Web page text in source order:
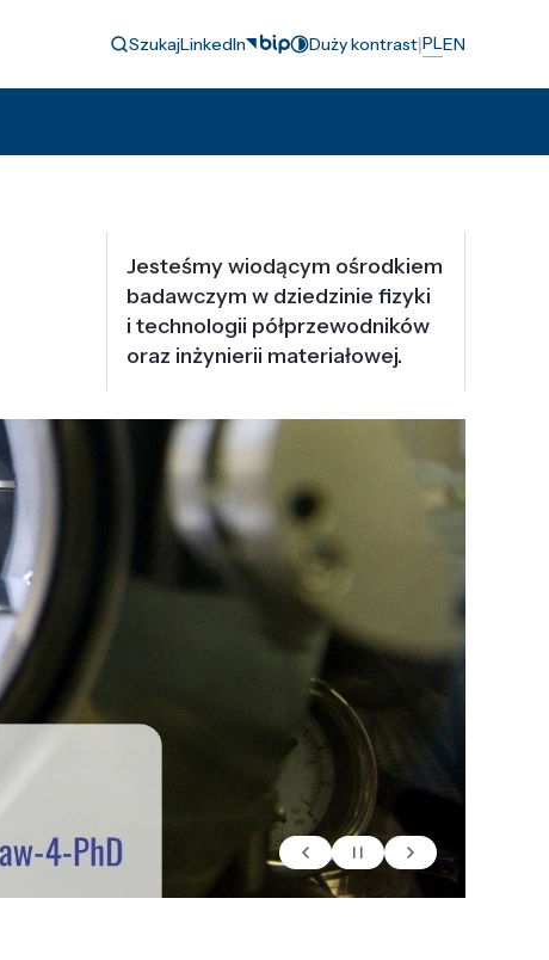
SzukajLinkedIn Duży kontrast|PLEN
Jesteśmy wiodącym ośrodkiem
badawczym w dziedzinie fizyki
i technologii półprzewodników
oraz inżynierii materiałowej.